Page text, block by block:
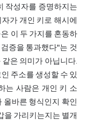
작성자를 증명하지는
가 개인 키로 해시에
이 두 가지를 혼동하
증을 통과했다"는 것
은 의미가 아닙니다.
주소를 생성할 수 있
는 사람은 개인 키 소
올바른 형식인지 확인
을 가리키는지는 별개